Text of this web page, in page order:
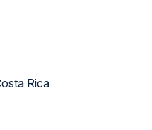
La terminal Costa Rica